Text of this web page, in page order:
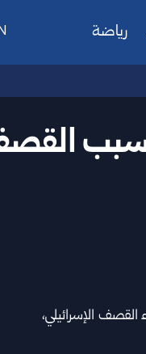
رياضة
بسبب
القصف الإسرائيلي،